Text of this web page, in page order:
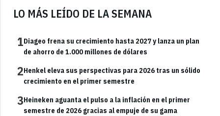
LO MÁS LEÍDO DE LA SEMANA
1Diageo frena su crecimiento hasta 2027 y lanza un plan
de ahorro de 1.000 millones de dólares
2Henkel eleva sus perspectivas para 2026 tras un sólido
crecimiento en el primer semestre
3Heineken aguanta el pulso a la inflación en el primer
semestre de 2026 gracias al empuje de su gama